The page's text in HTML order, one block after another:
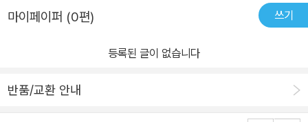
마이페이퍼 (0편) 쓰기
등록된 글이 없습니다
반품/교환 안내